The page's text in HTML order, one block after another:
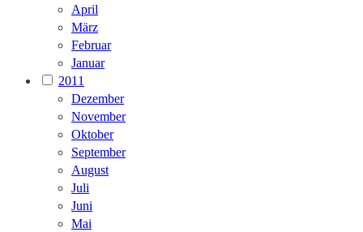
April
März
Februar
Januar
2011
Dezember
November
Oktober
September
August
Juli
Juni
Mai